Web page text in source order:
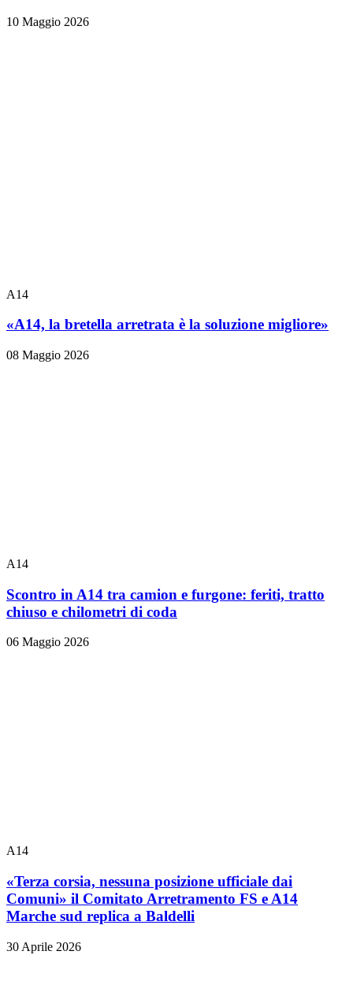
10 Maggio 2026
A14
«A14, la bretella arretrata è la soluzione migliore»
08 Maggio 2026
A14
Scontro in A14 tra camion e furgone: feriti, tratto
chiuso e chilometri di coda
06 Maggio 2026
A14
«Terza corsia, nessuna posizione ufficiale dai
Comuni» il Comitato Arretramento FS e A14
Marche sud replica a Baldelli
30 Aprile 2026